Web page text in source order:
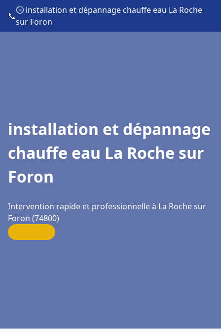
📞
🕒 installation et dépannage chauffe eau La Roche
sur Foron
installation et dépannage
chauffe eau La Roche sur
Foron
Intervention rapide et professionnelle à La Roche sur
Foron (74800)